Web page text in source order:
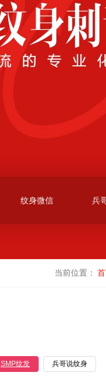
纹身微信 兵
当前位置：
SMP纹发 兵哥说纹身